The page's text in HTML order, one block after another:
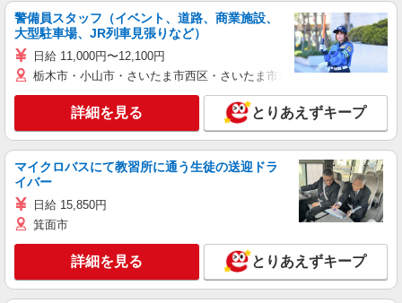
警備員スタッフ（イベント、道路、商業施設、
大型駐車場、JR列車見張りなど）
日給 11,000円〜12,100円
栃木市・小山市・さいたま市西区・さいたま市岩槻区・久喜市・蓮田
詳細を見る とりあえずキープ
マイクロバスにて教習所に通う生徒の送迎ドラ
イバー
日給 15,850円
箕面市
詳細を見る とりあえずキープ